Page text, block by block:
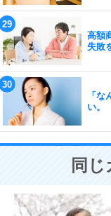
高額
失敗
「
い。
同